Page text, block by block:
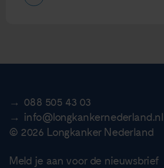
088 505 43 03
info@longkankernederland.nl
© 2026 Longkanker Nederland
Meld je aan voor de nieuwsbrief